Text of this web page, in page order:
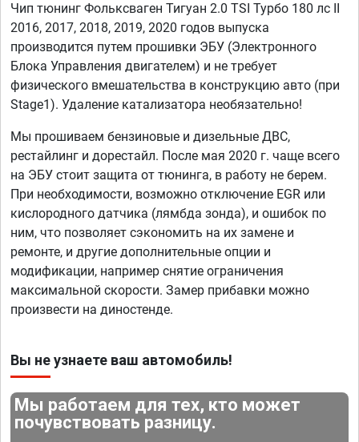
Чип тюнинг Фольксваген Тигуан 2.0 TSI Турбо 180 лс II
2016, 2017, 2018, 2019, 2020 годов выпуска
производится путем прошивки ЭБУ (Электронного
Блока Управления двигателем) и не требует
физического вмешательства в конструкцию авто (при
Stage1). Удаление катализатора необязательно!
Мы прошиваем бензиновые и дизельные ДВС,
рестайлинг и дорестайл. После мая 2020 г. чаще всего
на ЭБУ стоит защита от тюнинга, в работу не берем.
При необходимости, возможно отключение EGR или
кислородного датчика (лямбда зонда), и ошибок по
ним, что позволяет сэкономить на их замене и
ремонте, и другие дополнительные опции и
модификации, например снятие ограничения
максимальной скорости. Замер прибавки можно
произвести на диностенде.
Вы не узнаете ваш автомобиль!
Мы работаем для тех, кто может
почувствовать разницу.